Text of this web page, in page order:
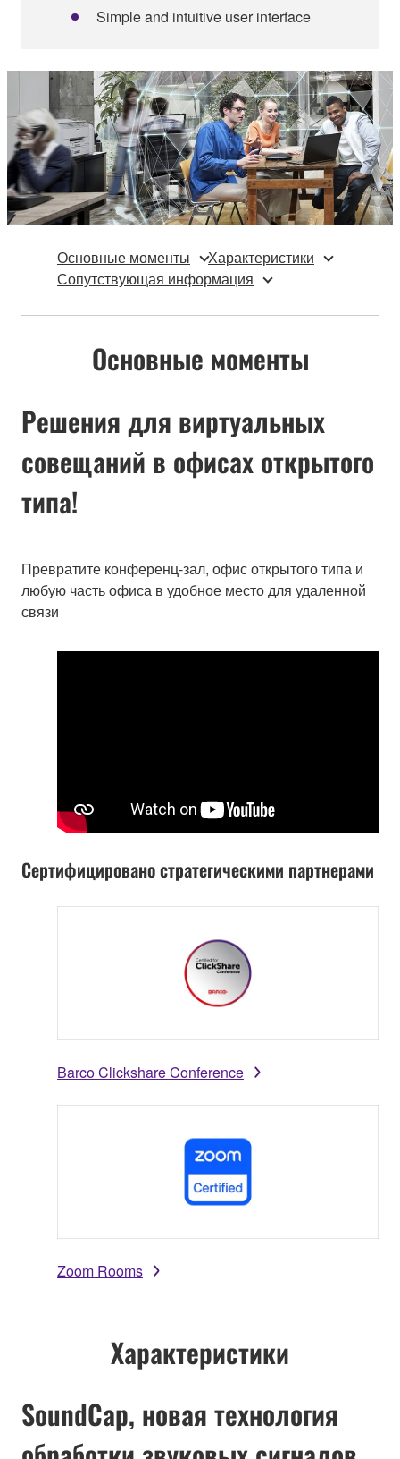
Simple and intuitive user interface
Основные моменты
Характеристики
Сопутствующая информация
Основные моменты
Решения для виртуальных
совещаний в офисах открытого
типа!
Превратите конференц-зал, офис открытого типа и
любую часть офиса в удобное место для удаленной
связи
Сертифицировано стратегическими партнерами
Barco Clickshare Conference
Zoom Rooms
Характеристики
SoundCap, новая технология